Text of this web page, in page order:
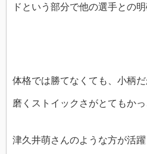
ドという部分で他の選手との
体格では勝てなくても、小柄
磨くストイックさがとてもかっ
津久井萌さんのような方が活